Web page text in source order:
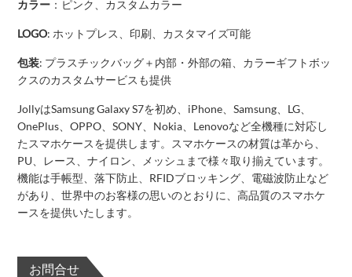
カラー ：ピンク、カスタムカラー
LOGO: ホットプレス、印刷、カスタマイズ可能
包装: プラスチックバッグ＋内部・外部の箱、カラーギフトボッ
クスのカスタムサービスも提供
JollyはSamsung Galaxy S7を初め、iPhone、Samsung、LG、
OnePlus、OPPO、SONY、Nokia、Lenovoなど全機種に対応し
たスマホケースを提供します。スマホケースの材質は革から、
PU、レース、ナイロン、メッシュまで様々取り揃えています。
機能は手帳型、落下防止、RFIDブロッキング、電磁波防止など
があり、世界中のお客様の思いのとおりに、高品質のスマホケ
ースを提供いたします。
お問合せ